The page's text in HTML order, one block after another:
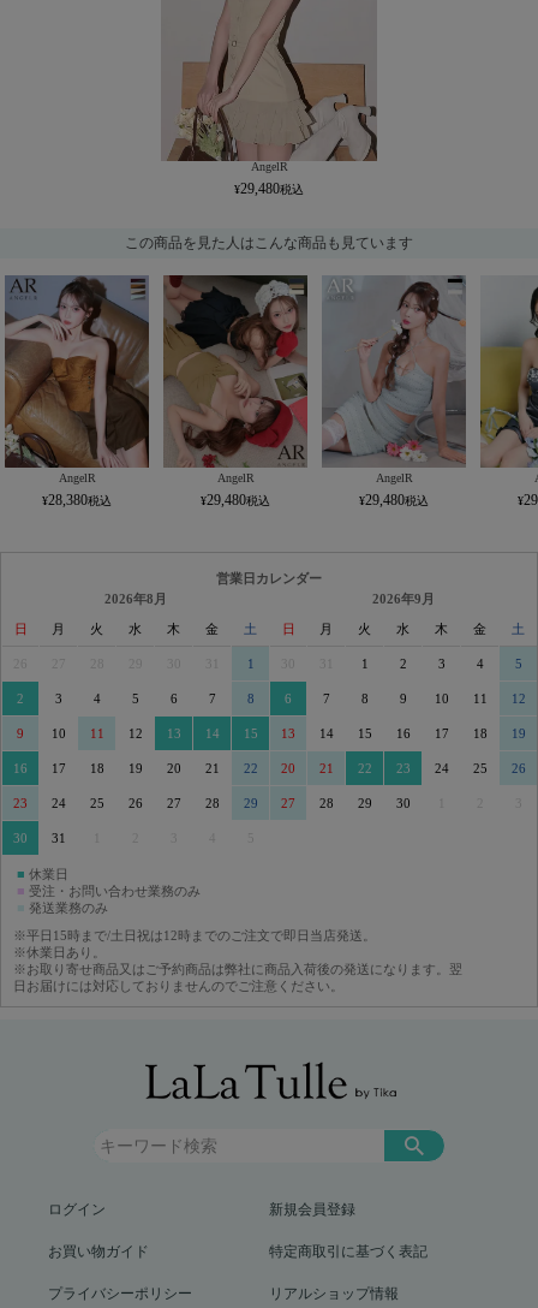
AngelR
29,480
この商品を見た人はこんな商品も見ています
AngelR
28,380
AngelR
29,480
AngelR
29,480
営業日カレンダー
2026年8月
日 月 火 水 木 金 土
29 1
2 3 4 5 6 7 8
9 10 11 12 13 14 15
16 17 18 19 20 21 22
23 24 25 26 27 28 29
30 31
2026年9月
日 月 火 水 木 金 土
1 2 3 4 5
6 7 8 9 10 11 12
13 14 15 16 17 18 19
20 21 22 23 24 25 26
27 28 29 30
■ 休業日
■ 受注・お問い合わせ業務のみ
発送業務のみ
※平日15時まで/土日祝は12時までのご注文で即日当店発送。
※休業日あり。
※お取り寄せ商品又はご予約商品は弊社に商品入荷後の発送になります。翌
日お届けには対応しておりませんのでご注意ください。
ログイン 新規会員登録
お買い物ガイド 特定商取引に基づく表記
プライバシーポリシー リアルショップ情報